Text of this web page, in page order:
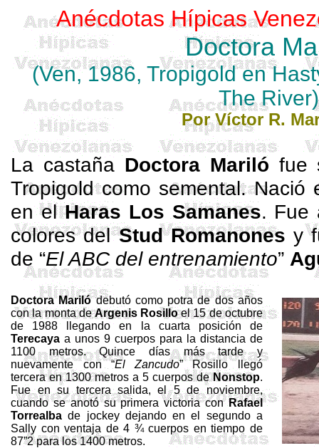
Anécdotas Hípicas
Doctora
(Ven, 1986, Tropigold en
The River)
Por Víctor R.
La castaña Doctora Mariló fue
Tropigoldcomo semental. Nació
en elHaras Los Samanes. Fue
colores delStud Romanones y
de “El ABC del entrenamiento”
Doctora Marilódebutó como potra de dos años
con la monta deArgenis Rosilloel 15 de octubre
de 1988 llegando en la cuarta posición de
Terecaya a unos 9 cuerpos para la distancia de
1100 metros. Quince días más tarde y
nuevamente con “El Zancudo” Rosillo llegó
tercera en 1300 metros a 5 cuerpos deNonstop.
Fue en su tercera salida, el 5 de noviembre,
cuando se anotó su primera victoria conRafael
Torrealba de jockey dejando en el segundo a
Sally con ventaja de 4 ¾ cuerpos en tiempo de
87”2 para los 1400 metros.